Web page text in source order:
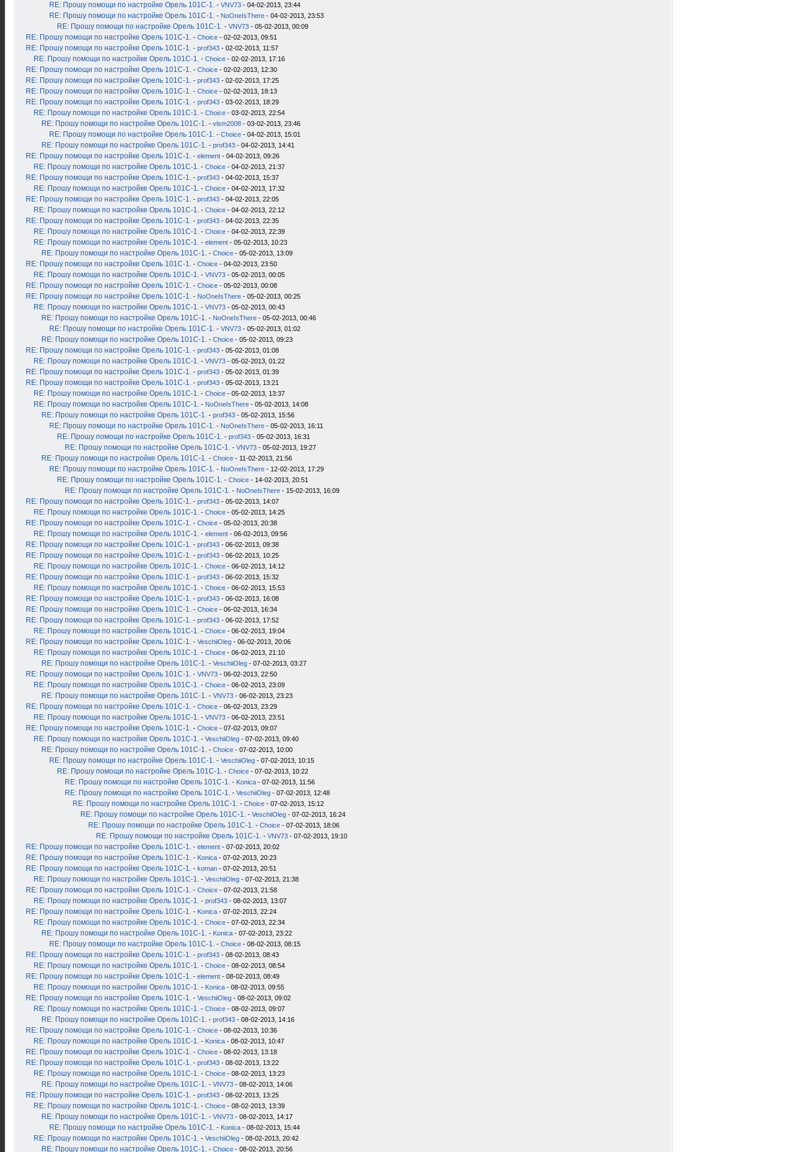
RE: Прошу помощи по настройке Орель 101С-1. - VNV73 - 04-02-2013, 23:44
RE: Прошу помощи по настройке Орель 101С-1. - NoOneIsThere - 04-02-2013, 23:53
RE: Прошу помощи по настройке Орель 101С-1. - VNV73 - 05-02-2013, 00:09
RE: Прошу помощи по настройке Орель 101С-1. - Choice - 02-02-2013, 09:51
RE: Прошу помощи по настройке Орель 101С-1. - prof343 - 02-02-2013, 11:57
RE: Прошу помощи по настройке Орель 101С-1. - Choice - 02-02-2013, 17:16
RE: Прошу помощи по настройке Орель 101С-1. - Choice - 02-02-2013, 12:30
RE: Прошу помощи по настройке Орель 101С-1. - prof343 - 02-02-2013, 17:25
RE: Прошу помощи по настройке Орель 101С-1. - Choice - 02-02-2013, 18:13
RE: Прошу помощи по настройке Орель 101С-1. - prof343 - 03-02-2013, 18:29
RE: Прошу помощи по настройке Орель 101С-1. - Choice - 03-02-2013, 22:54
RE: Прошу помощи по настройке Орель 101С-1. - vlsm2008 - 03-02-2013, 23:46
RE: Прошу помощи по настройке Орель 101С-1. - Choice - 04-02-2013, 15:01
RE: Прошу помощи по настройке Орель 101С-1. - prof343 - 04-02-2013, 14:41
RE: Прошу помощи по настройке Орель 101С-1. - element - 04-02-2013, 09:26
RE: Прошу помощи по настройке Орель 101С-1. - Choice - 04-02-2013, 21:37
RE: Прошу помощи по настройке Орель 101С-1. - prof343 - 04-02-2013, 15:37
RE: Прошу помощи по настройке Орель 101С-1. - Choice - 04-02-2013, 17:32
RE: Прошу помощи по настройке Орель 101С-1. - prof343 - 04-02-2013, 22:05
RE: Прошу помощи по настройке Орель 101С-1. - Choice - 04-02-2013, 22:12
RE: Прошу помощи по настройке Орель 101С-1. - prof343 - 04-02-2013, 22:35
RE: Прошу помощи по настройке Орель 101С-1. - Choice - 04-02-2013, 22:39
RE: Прошу помощи по настройке Орель 101С-1. - element - 05-02-2013, 10:23
RE: Прошу помощи по настройке Орель 101С-1. - Choice - 05-02-2013, 13:09
RE: Прошу помощи по настройке Орель 101С-1. - Choice - 04-02-2013, 23:50
RE: Прошу помощи по настройке Орель 101С-1. - VNV73 - 05-02-2013, 00:05
RE: Прошу помощи по настройке Орель 101С-1. - Choice - 05-02-2013, 00:08
RE: Прошу помощи по настройке Орель 101С-1. - NoOneIsThere - 05-02-2013, 00:25
RE: Прошу помощи по настройке Орель 101С-1. - VNV73 - 05-02-2013, 00:43
RE: Прошу помощи по настройке Орель 101С-1. - NoOneIsThere - 05-02-2013, 00:46
RE: Прошу помощи по настройке Орель 101С-1. - VNV73 - 05-02-2013, 01:02
RE: Прошу помощи по настройке Орель 101С-1. - Choice - 05-02-2013, 09:23
RE: Прошу помощи по настройке Орель 101С-1. - prof343 - 05-02-2013, 01:08
RE: Прошу помощи по настройке Орель 101С-1. - VNV73 - 05-02-2013, 01:22
RE: Прошу помощи по настройке Орель 101С-1. - prof343 - 05-02-2013, 01:39
RE: Прошу помощи по настройке Орель 101С-1. - prof343 - 05-02-2013, 13:21
RE: Прошу помощи по настройке Орель 101С-1. - Choice - 05-02-2013, 13:37
RE: Прошу помощи по настройке Орель 101С-1. - NoOneIsThere - 05-02-2013, 14:08
RE: Прошу помощи по настройке Орель 101С-1. - prof343 - 05-02-2013, 15:56
RE: Прошу помощи по настройке Орель 101С-1. - NoOneIsThere - 05-02-2013, 16:11
RE: Прошу помощи по настройке Орель 101С-1. - prof343 - 05-02-2013, 16:31
RE: Прошу помощи по настройке Орель 101С-1. - VNV73 - 05-02-2013, 19:27
RE: Прошу помощи по настройке Орель 101С-1. - Choice - 11-02-2013, 21:56
RE: Прошу помощи по настройке Орель 101С-1. - NoOneIsThere - 12-02-2013, 17:29
RE: Прошу помощи по настройке Орель 101С-1. - Choice - 14-02-2013, 20:51
RE: Прошу помощи по настройке Орель 101С-1. - NoOneIsThere - 15-02-2013, 16:09
RE: Прошу помощи по настройке Орель 101С-1. - prof343 - 05-02-2013, 14:07
RE: Прошу помощи по настройке Орель 101С-1. - Choice - 05-02-2013, 14:25
RE: Прошу помощи по настройке Орель 101С-1. - Choice - 05-02-2013, 20:38
RE: Прошу помощи по настройке Орель 101С-1. - element - 06-02-2013, 09:56
RE: Прошу помощи по настройке Орель 101С-1. - prof343 - 06-02-2013, 09:38
RE: Прошу помощи по настройке Орель 101С-1. - prof343 - 06-02-2013, 10:25
RE: Прошу помощи по настройке Орель 101С-1. - Choice - 06-02-2013, 14:12
RE: Прошу помощи по настройке Орель 101С-1. - prof343 - 06-02-2013, 15:32
RE: Прошу помощи по настройке Орель 101С-1. - Choice - 06-02-2013, 15:53
RE: Прошу помощи по настройке Орель 101С-1. - prof343 - 06-02-2013, 16:08
RE: Прошу помощи по настройке Орель 101С-1. - Choice - 06-02-2013, 16:34
RE: Прошу помощи по настройке Орель 101С-1. - prof343 - 06-02-2013, 17:52
RE: Прошу помощи по настройке Орель 101С-1. - Choice - 06-02-2013, 19:04
RE: Прошу помощи по настройке Орель 101С-1. - VeschiiOleg - 06-02-2013, 20:06
RE: Прошу помощи по настройке Орель 101С-1. - Choice - 06-02-2013, 21:10
RE: Прошу помощи по настройке Орель 101С-1. - VeschiiOleg - 07-02-2013, 03:27
RE: Прошу помощи по настройке Орель 101С-1. - VNV73 - 06-02-2013, 22:50
RE: Прошу помощи по настройке Орель 101С-1. - Choice - 06-02-2013, 23:09
RE: Прошу помощи по настройке Орель 101С-1. - VNV73 - 06-02-2013, 23:23
RE: Прошу помощи по настройке Орель 101С-1. - Choice - 06-02-2013, 23:29
RE: Прошу помощи по настройке Орель 101С-1. - VNV73 - 06-02-2013, 23:51
RE: Прошу помощи по настройке Орель 101С-1. - Choice - 07-02-2013, 09:07
RE: Прошу помощи по настройке Орель 101С-1. - VeschiiOleg - 07-02-2013, 09:40
RE: Прошу помощи по настройке Орель 101С-1. - Choice - 07-02-2013, 10:00
RE: Прошу помощи по настройке Орель 101С-1. - VeschiiOleg - 07-02-2013, 10:15
RE: Прошу помощи по настройке Орель 101С-1. - Choice - 07-02-2013, 10:22
RE: Прошу помощи по настройке Орель 101С-1. - Konica - 07-02-2013, 11:56
RE: Прошу помощи по настройке Орель 101С-1. - VeschiiOleg - 07-02-2013, 12:48
RE: Прошу помощи по настройке Орель 101С-1. - Choice - 07-02-2013, 15:12
RE: Прошу помощи по настройке Орель 101С-1. - VeschiiOleg - 07-02-2013, 16:24
RE: Прошу помощи по настройке Орель 101С-1. - Choice - 07-02-2013, 18:06
RE: Прошу помощи по настройке Орель 101С-1. - VNV73 - 07-02-2013, 19:10
RE: Прошу помощи по настройке Орель 101С-1. - element - 07-02-2013, 20:02
RE: Прошу помощи по настройке Орель 101С-1. - Konica - 07-02-2013, 20:23
RE: Прошу помощи по настройке Орель 101С-1. - koman - 07-02-2013, 20:51
RE: Прошу помощи по настройке Орель 101С-1. - VeschiiOleg - 07-02-2013, 21:38
RE: Прошу помощи по настройке Орель 101С-1. - Choice - 07-02-2013, 21:58
RE: Прошу помощи по настройке Орель 101С-1. - prof343 - 08-02-2013, 13:07
RE: Прошу помощи по настройке Орель 101С-1. - Konica - 07-02-2013, 22:24
RE: Прошу помощи по настройке Орель 101С-1. - Choice - 07-02-2013, 22:34
RE: Прошу помощи по настройке Орель 101С-1. - Konica - 07-02-2013, 23:22
RE: Прошу помощи по настройке Орель 101С-1. - Choice - 08-02-2013, 08:15
RE: Прошу помощи по настройке Орель 101С-1. - prof343 - 08-02-2013, 08:43
RE: Прошу помощи по настройке Орель 101С-1. - Choice - 08-02-2013, 08:54
RE: Прошу помощи по настройке Орель 101С-1. - element - 08-02-2013, 08:49
RE: Прошу помощи по настройке Орель 101С-1. - Konica - 08-02-2013, 09:55
RE: Прошу помощи по настройке Орель 101С-1. - VeschiiOleg - 08-02-2013, 09:02
RE: Прошу помощи по настройке Орель 101С-1. - Choice - 08-02-2013, 09:07
RE: Прошу помощи по настройке Орель 101С-1. - prof343 - 08-02-2013, 14:16
RE: Прошу помощи по настройке Орель 101С-1. - Choice - 08-02-2013, 10:36
RE: Прошу помощи по настройке Орель 101С-1. - Konica - 08-02-2013, 10:47
RE: Прошу помощи по настройке Орель 101С-1. - Choice - 08-02-2013, 13:18
RE: Прошу помощи по настройке Орель 101С-1. - prof343 - 08-02-2013, 13:22
RE: Прошу помощи по настройке Орель 101С-1. - Choice - 08-02-2013, 13:23
RE: Прошу помощи по настройке Орель 101С-1. - VNV73 - 08-02-2013, 14:06
RE: Прошу помощи по настройке Орель 101С-1. - prof343 - 08-02-2013, 13:25
RE: Прошу помощи по настройке Орель 101С-1. - Choice - 08-02-2013, 13:39
RE: Прошу помощи по настройке Орель 101С-1. - VNV73 - 08-02-2013, 14:17
RE: Прошу помощи по настройке Орель 101С-1. - Konica - 08-02-2013, 15:44
RE: Прошу помощи по настройке Орель 101С-1. - VeschiiOleg - 08-02-2013, 20:42
RE: Прошу помощи по настройке Орель 101С-1. - Choice - 08-02-2013, 20:56